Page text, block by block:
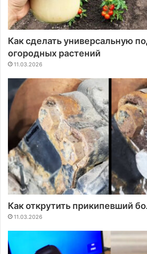
Как сделать универсальную
огородных растений
11.03.2026
Как открутить прикипевший
11.03.2026